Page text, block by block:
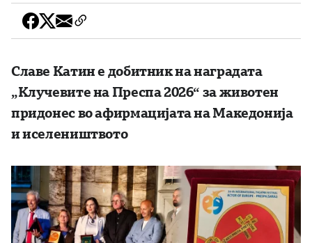
Славе Катин е добитник на наградата
„Клучевите на Преспа 2026“ за животен
придонес во афирмацијата на Македонија
и иселеништвото